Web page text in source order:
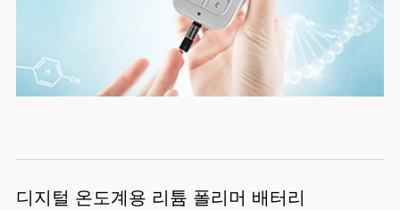
디지털 온도계용 리튬 폴리머 배터리